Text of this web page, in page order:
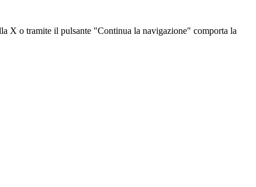
X o tramite il pulsante "Continua la navigazione" comporta la